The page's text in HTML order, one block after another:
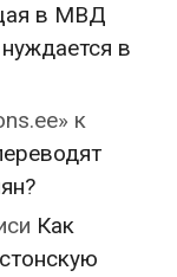
в МВД
в
к
Как